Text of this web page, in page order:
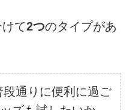
て2つのタイプがあ
通りに便利に過ご